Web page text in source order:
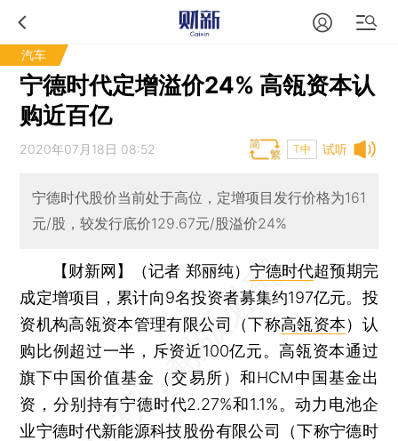
汽车
宁德时代定增溢价24% 高瓴资本认
购近百亿
试听
2020年07月18日 08:52 T中
宁德时代股价当前处于高位，定增项目发行价格为161
元/股，较发行底价129.67元/股溢价24%
【财新网】（记者 郑丽纯） 宁德时代超预期完
成定增项目，累计向9名投资者募集约197亿元。投
资机构高瓴资本管理有限公司（下称高瓴资本）认
购比例超过一半，斥资近100亿元。高瓴资本通过
旗下中国价值基金（交易所）和HCM中国基金出
资，分别持有宁德时代2.27%和1.1%。动力电池企
业宁德时代新能源科技股份有限公司（下称宁德时